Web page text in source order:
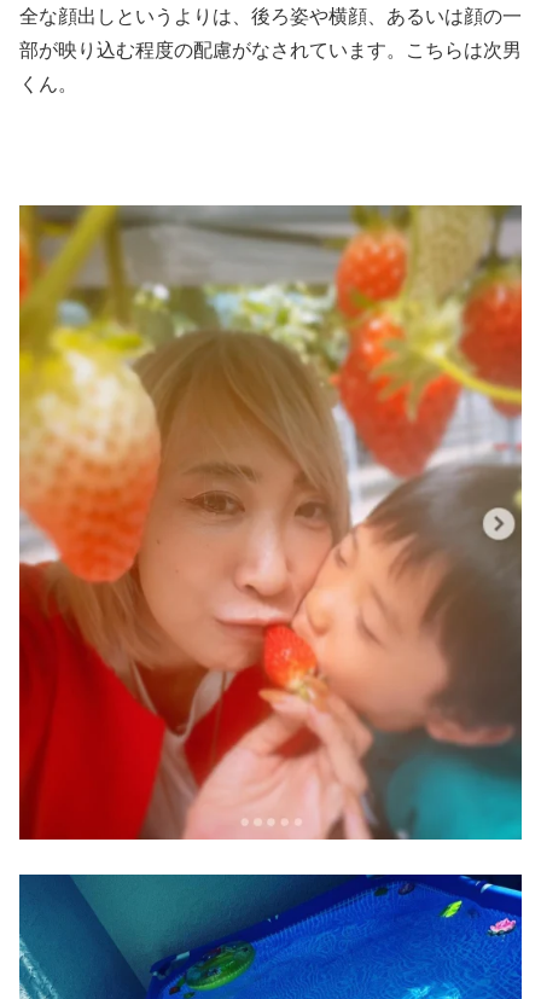
全な顔出しというよりは、後ろ姿や横顔、あるいは顔の一
部が映り込む程度の配慮がなされています。こちらは次男
くん。